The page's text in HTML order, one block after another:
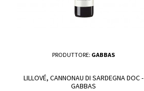
PRODUTTORE: GABBAS
LILLOVÉ, CANNONAU DI SARDEGNA DOC -
GABBAS